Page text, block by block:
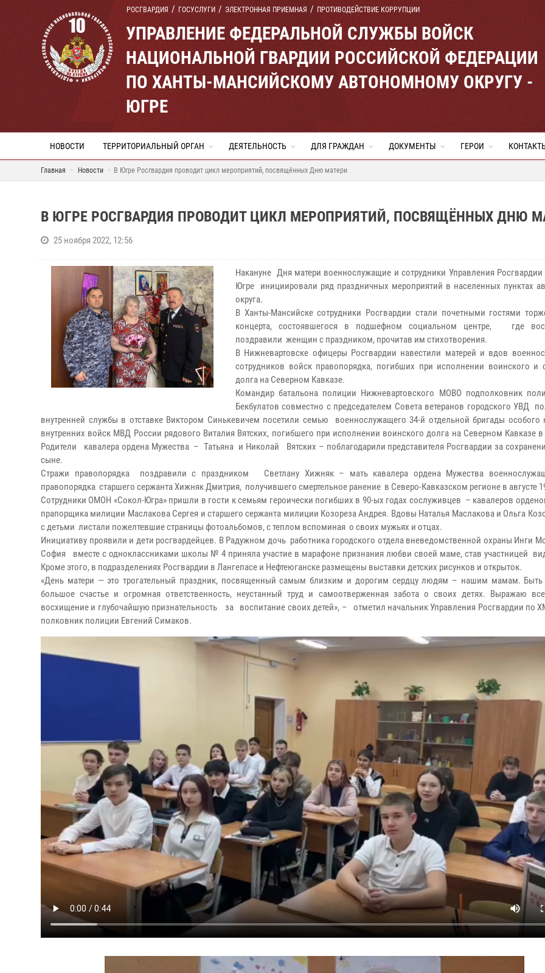
РОСГВАРДИЯ ГОСУСЛУГИ ЭЛЕКТРОННАЯ ПРИЕМНАЯ ПРОТИВОДЕЙСТВИЕ КОРРУПЦИИ
УПРАВЛЕНИЕ ФЕДЕРАЛЬНОЙ СЛУЖБЫ ВОЙСК
НАЦИОНАЛЬНОЙ ГВАРДИИ РОССИЙСКОЙ ФЕДЕРАЦИИ
ПО ХАНТЫ-МАНСИЙСКОМУ АВТОНОМНОМУ ОКРУГУ -
ЮГРЕ
НОВОСТИ ТЕРРИТОРИАЛЬНЫЙ ОРГАН ДЕЯТЕЛЬНОСТЬ ДЛЯ ГРАЖДАН ДОКУМЕНТЫ ГЕРОИ
Главная Новости В Югре Росгвардия проводит цикл мероприятий, посвящённых Дню матери
В ЮГРЕ РОСГВАРДИЯ ПРОВОДИТ ЦИКЛ МЕРОПРИЯТИЙ, ПОСВЯЩЁННЫХ ДНЮ
25 ноября 2022, 12:56
Накануне Дня матери военнослужащие и сотрудники Управления
Югре инициировали ряд праздничных мероприятий в населенных пунктах
округа.
В Ханты-Мансийске сотрудники Росгвардии стали почетными гостями
концерта, состоявшегося в подшефном социальном центре, где
поздравили женщин с праздником, прочитав им стихотворения.
В Нижневартовске офицеры Росгвардии навестили матерей и вдов
сотрудников войск правопорядка, погибших при исполнении воинского и
долга на Северном Кавказе.
Командир батальона полиции Нижневартовского МОВО подполковник
Бекбулатов совместно с председателем Совета ветеранов городского УВД
внутренней службы в отставке Виктором Синькевичем посетили семью военнослужащего 34-й отдельной бригады особого
внутренних войск МВД России рядового Виталия Вятских, погибшего при исполнении воинского долга на Северном Кавказе в
Родители кавалера ордена Мужества – Татьяна и Николай Вятских – поблагодарили представителя Росгвардии за
сыне.
Стражи правопорядка поздравили с праздником Светлану Хижняк – мать кавалера ордена Мужества
правопорядка старшего сержанта Хижняк Дмитрия, получившего смертельное ранение в Северо-Кавказском регионе в августе
Сотрудники ОМОН «Сокол-Югра» пришли в гости к семьям героически погибших в 90-ых годах сослуживцев – кавалеров
прапорщика милиции Маслакова Сергея и старшего сержанта милиции Козореза Андрея. Вдовы Наталья Маслакова и Ольга
с детьми листали пожелтевшие страницы фотоальбомов, с теплом вспоминая о своих мужьях и отцах.
Инициативу проявили и дети росгвардейцев. В Радужном дочь работника городского отдела вневедомственной охраны Инги
София вместе с одноклассниками школы № 4 приняла участие в марафоне признания любви своей маме, став участницей
Кроме этого, в подразделениях Росгвардии в Лангепасе и Нефтеюганске размещены выставки детских рисунков и открыток.
«День матери — это трогательный праздник, посвященный самым близким и дорогим сердцу людям – нашим мамам.
большое счастье и огромная ответственность, неустанный труд и самоотверженная забота о своих детях. Выражаю
восхищение и глубочайшую признательность за воспитание своих детей», – отметил начальник Управления Росгвардии по
полковник полиции Евгений Симаков.